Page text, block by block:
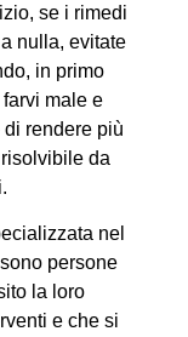
se i rimedi
nulla, evitate
in primo
farvi male e
rendere più
da
nel
persone
la loro
e che si